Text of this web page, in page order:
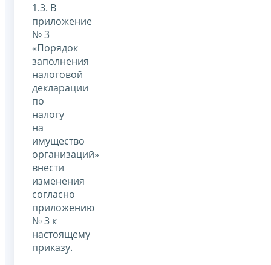
1.3. В
приложение
№ 3
«Порядок
заполнения
налоговой
декларации
по
налогу
на
имущество
организаций»
внести
изменения
согласно
приложению
№ 3 к
настоящему
приказу.